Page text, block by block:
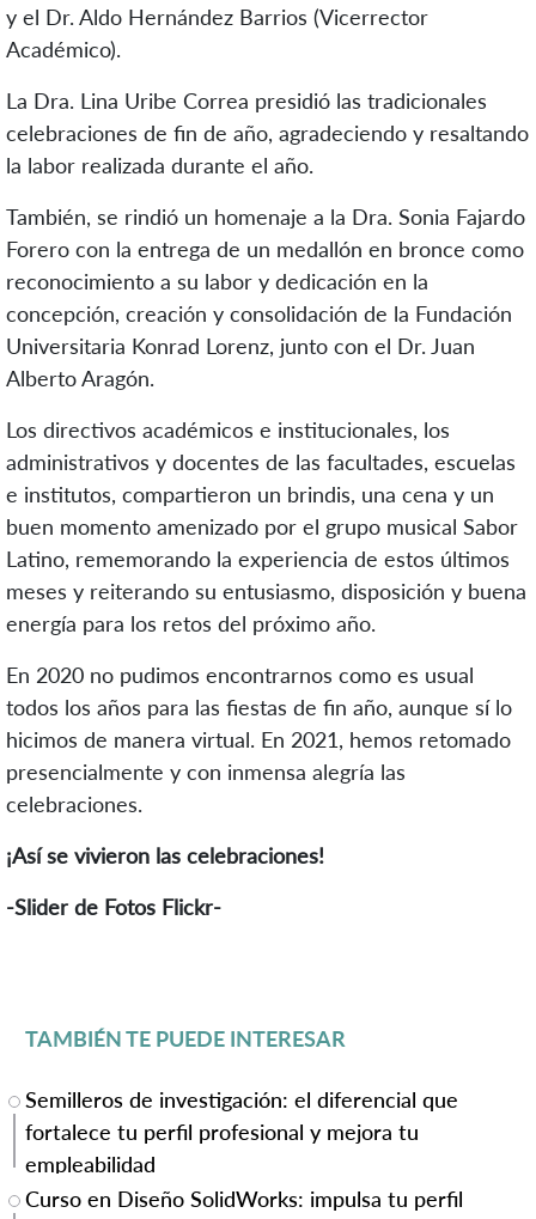
y el Dr. Aldo Hernández Barrios (Vicerrector
Académico).
La Dra. Lina Uribe Correa presidió las tradicionales
celebraciones de fin de año, agradeciendo y resaltando
la labor realizada durante el año.
También, se rindió un homenaje a la Dra. Sonia Fajardo
Forero con la entrega de un medallón en bronce como
reconocimiento a su labor y dedicación en la
concepción, creación y consolidación de la Fundación
Universitaria Konrad Lorenz, junto con el Dr. Juan
Alberto Aragón.
Los directivos académicos e institucionales, los
administrativos y docentes de las facultades, escuelas
e institutos, compartieron un brindis, una cena y un
buen momento amenizado por el grupo musical Sabor
Latino, rememorando la experiencia de estos últimos
meses y reiterando su entusiasmo, disposición y buena
energía para los retos del próximo año.
En 2020 no pudimos encontrarnos como es usual
todos los años para las fiestas de fin año, aunque sí lo
hicimos de manera virtual. En 2021, hemos retomado
presencialmente y con inmensa alegría las
celebraciones.
¡Así se vivieron las celebraciones!
-Slider de Fotos Flickr-
TAMBIÉN TE PUEDE INTERESAR
Semilleros de investigación: el diferencial que
fortalece tu perfil profesional y mejora tu
empleabilidad
Curso en Diseño SolidWorks: impulsa tu perfil